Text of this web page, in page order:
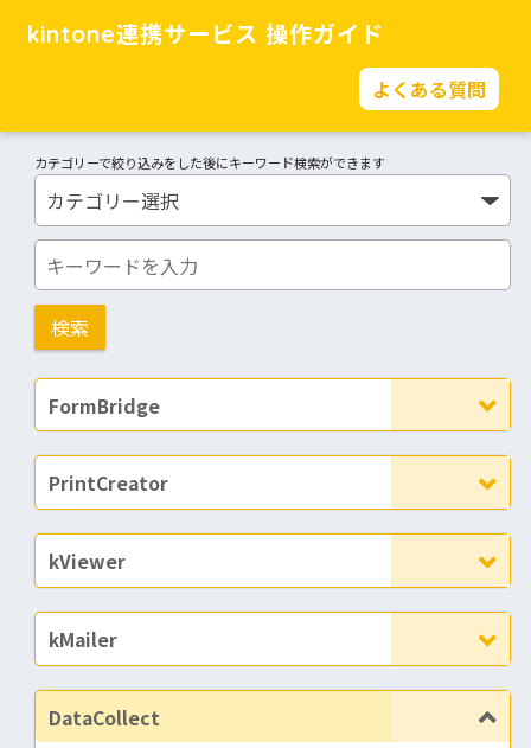
kintone連携サービス 操作ガイド
よくある質問
カテゴリーで絞り込みをした後にキーワード検索ができます
FormBridge
PrintCreator
kViewer
kMailer
DataCollect